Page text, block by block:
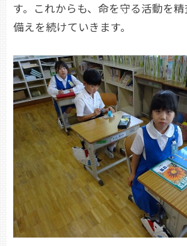
す。これからも、命を守る活動を
備えを続けていきます。